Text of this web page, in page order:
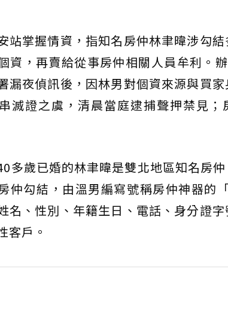
站掌握情資，指知名房仲林聿暐涉勾
資，再賣給從事房仲相關人員牟利。
漏夜偵訊後，因林男對個資來源與買
滅證之虞，清晨當庭逮捕聲押禁見
多歲已婚的林聿暐是雙北地區知名房
仲勾結，由溫男編寫號稱房仲神器的
名、性別、年籍生日、電話、身分證
客戶。